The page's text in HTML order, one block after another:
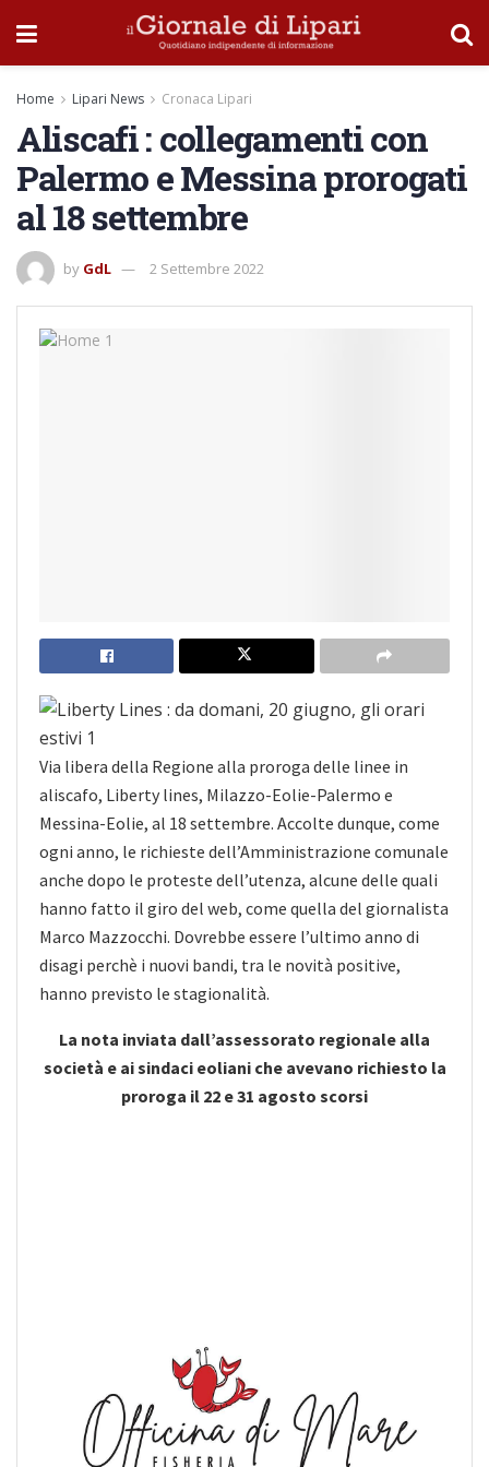
Home Lipari News Cronaca Lipari
Aliscafi : collegamenti con
Palermo e Messina prorogati
al 18 settembre
by GdL 2 Settembre 2022
Via libera della Regione alla proroga delle linee in
aliscafo, Liberty lines, Milazzo-Eolie-Palermo e
Messina-Eolie, al 18 settembre. Accolte dunque, come
ogni anno, le richieste dell’Amministrazione comunale
anche dopo le proteste dell’utenza, alcune delle quali
hanno fatto il giro del web, come quella del giornalista
Marco Mazzocchi. Dovrebbe essere l’ultimo anno di
disagi perchè i nuovi bandi, tra le novità positive,
hanno previsto le stagionalità.
La nota inviata dall’assessorato regionale alla
società e ai sindaci eoliani che avevano richiesto la
proroga il 22 e 31 agosto scorsi